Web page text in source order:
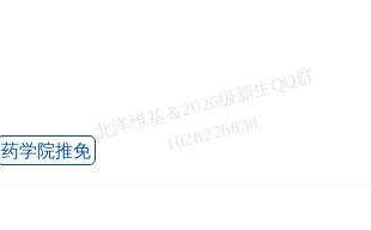
药学院推免
北
洋
维
基
＆
2
0
2
6
级
新
生
Q
Q
群
1
0
2
8
2
2
6
8
3
8